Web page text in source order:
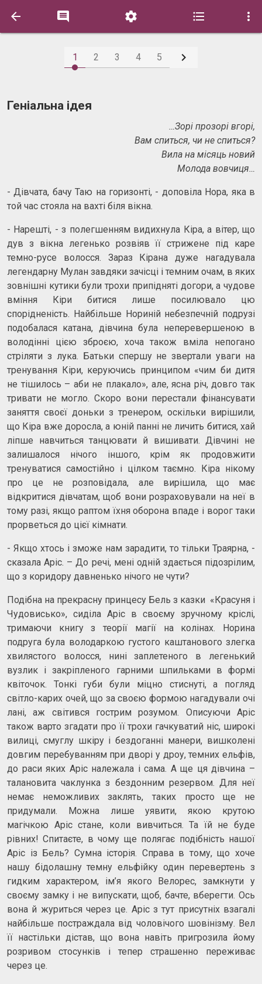
    
1 2 3 4 5 
Геніальна ідея
…Зорі прозорі вгорі,
Вам спиться, чи не спиться?
Вила на місяць новий
Молода вовчиця…
- Дівчата, бачу Таю на горизонті, - доповіла Нора, яка в
той час стояла на вахті біля вікна.
- Нарешті, - з полегшенням видихнула Кіра, а вітер, що
дув з вікна легенько розвіяв її стрижене під каре
темно-русе волосся. Зараз Кірана дуже нагадувала
легендарну Мулан завдяки зачісці і темним очам, в яких
зовнішні кутики були трохи припідняті догори, а чудове
вміння Кіри битися лише посилювало цю
спорідненість. Найбільше Нориній небезпечній подрузі
подобалася катана, дівчина була неперевершеною в
володінні цією зброєю, хоча також вміла непогано
стріляти з лука. Батьки спершу не звертали уваги на
тренування Кіри, керуючись принципом «чим би дитя
не тішилось – аби не плакало», але, ясна річ, довго так
тривати не могло. Скоро вони перестали фінансувати
заняття своєї доньки з тренером, оскільки вирішили,
що Кіра вже доросла, а юній панні не личить битися, хай
ліпше навчиться танцювати й вишивати. Дівчині не
залишалося нічого іншого, крім як продовжити
тренуватися самостійно і цілком таємно. Кіра нікому
про це не розповідала, але вирішила, що має
відкритися дівчатам, щоб вони розраховували на неї в
тому разі, якщо раптом їхня оборона впаде і ворог таки
прорветься до цієї кімнати.
- Якщо хтось і зможе нам зарадити, то тільки Траярна, -
сказала Аріс. – До речі, мені одній здається підозрілим,
що з коридору давненько нічого не чути?
Подібна на прекрасну принцесу Бель з казки «Красуня і
Чудовисько», сиділа Аріс в своєму зручному кріслі,
тримаючи книгу з теорії магії на колінах. Норина
подруга була володаркою густого каштанового злегка
хвилястого волосся, нині заплетеного в легенький
вузлик і закріпленого гарними шпильками в формі
квіточок. Тонкі губи були міцно стиснуті, а погляд
світло-карих очей, що за своєю формою нагадували очі
лані, аж світився гострим розумом. Описуючи Аріс
також варто згадати про її трохи гачкуватий ніс, широкі
вилиці, смуглу шкіру і бездоганні манери, вишколені
довгим перебуванням при дворі у дроу, темних ельфів,
до раси яких Аріс належала і сама. А ще ця дівчина –
талановита чаклунка з бездонним резервом. Для неї
немає неможливих заклять, таких просто ще не
придумали. Можна лише уявити, якою крутою
магічкою Аріс стане, коли вивчиться. Та їй не буде
рівних! Спитаєте, в чому ще полягає подібність нашої
Аріс із Бель? Сумна історія. Справа в тому, що хоче
нашу бідолашну темну ельфійку один перевертень з
гидким характером, ім’я якого Велорес, замкнути у
своєму замку і не випускати, щоб, бачте, вберегти. Ось
вона й журиться через це. Аріс з тут присутніх взагалі
найбільше постраждала від чоловічого шовінізму. Вел
її настільки дістав, що вона навіть пригрозила йому
розривом стосунків і тепер страшенно переживає
через це.